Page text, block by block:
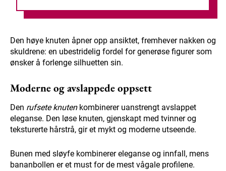
Den høye knuten åpner opp ansiktet, fremhever nakken og
skuldrene: en ubestridelig fordel for generøse figurer som
ønsker å forlenge silhuetten sin.
Moderne og avslappede oppsett
Den rufsete knutenkombinerer uanstrengt avslappet
eleganse. Den løse knuten, gjenskapt med tvinner og
teksturerte hårstrå, gir et mykt og moderne utseende.
Bunen med sløyfe kombinerer eleganse og innfall, mens
bananbollen er et must for de mest vågale profilene.